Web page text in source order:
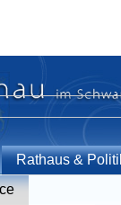
Rathaus &